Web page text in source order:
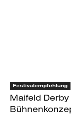
Festivalempfehlung
Maifeld